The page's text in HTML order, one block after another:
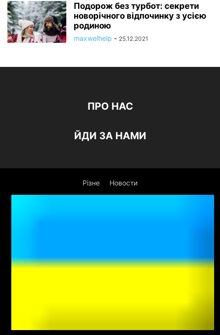
Подорож без турбот: секрети
новорічного відпочинку з усією
родиною
maxwelhelp - 25.12.2021
ПРО НАС
ЙДИ ЗА НАМИ
Різне Новости